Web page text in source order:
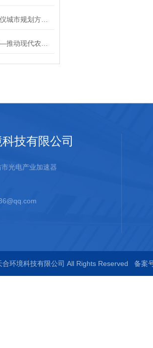
技有限公司
光电产业加速器
环境科技有限公司 All Rights Reserved 备案